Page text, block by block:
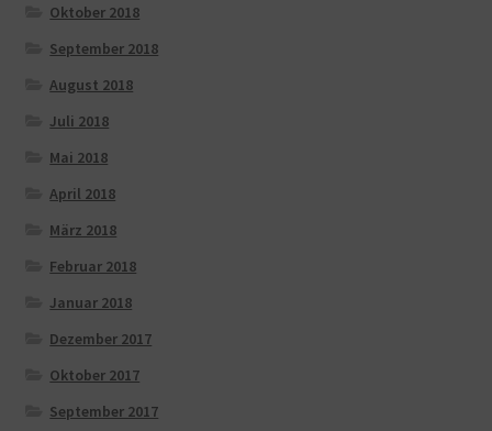
Oktober 2018
September 2018
August 2018
Juli 2018
Mai 2018
April 2018
März 2018
Februar 2018
Januar 2018
Dezember 2017
Oktober 2017
September 2017